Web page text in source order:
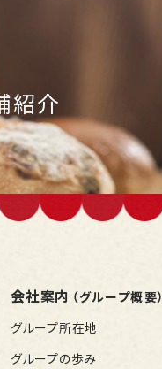
紹介
会社案内 （グループ概要）
グループ所在地
グループの歩み